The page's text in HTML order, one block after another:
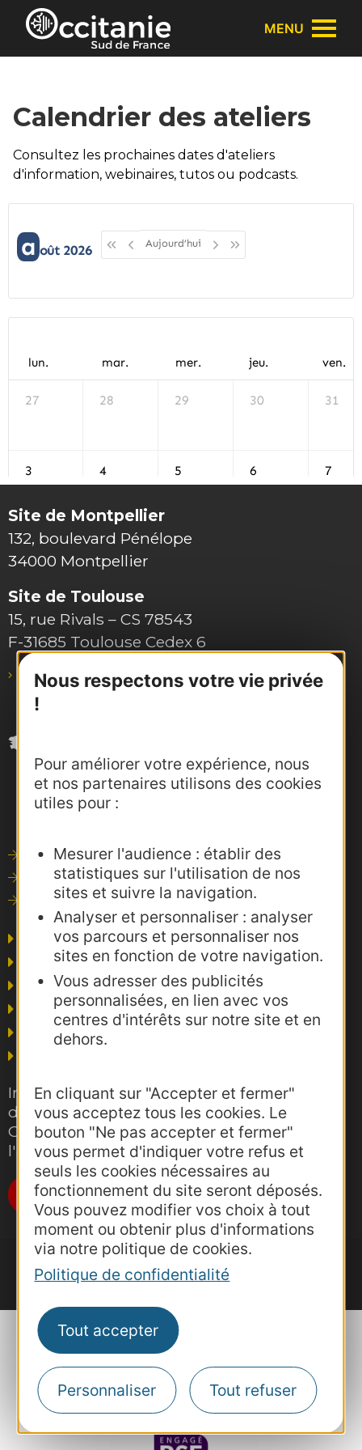
Panneau de gestion des cookies
Nous respectons votre vie privée
!
Pour améliorer votre expérience, nous
et nos partenaires utilisons des cookies
utiles pour :
Mesurer l'audience : établir des
statistiques sur l'utilisation de nos
sites et suivre la navigation.
Analyser et personnaliser : analyser
vos parcours et personnaliser nos
sites en fonction de votre navigation.
Vous adresser des publicités
personnalisées, en lien avec vos
centres d'intérêts sur notre site et en
dehors.
En cliquant sur "Accepter et fermer"
vous acceptez tous les cookies. Le
bouton "Ne pas accepter et fermer"
vous permet d'indiquer votre refus et
seuls les cookies nécessaires au
fonctionnement du site seront déposés.
Vous pouvez modifier vos choix à tout
moment ou obtenir plus d'informations
via notre politique de cookies.
Politique de confidentialité
Tout accepter
Personnaliser Tout refuser
MENU
Calendrier des ateliers
Consultez les prochaines dates d'ateliers
d'information, webinaires, tutos ou podcasts.
Site de Montpellier
132, boulevard Pénélope
34000 Montpellier
Site de Toulouse
15, rue Rivals – CS 78543
F-31685 Toulouse Cedex 6
pro@agence-adocc.com
Outils de communication
Photothèque
Consultations
Agence AD'OCC
Presse et influence
Voyagistes
Business/Mice
Thermalisme
Inscrivez-vous gratuitement à la lettre
d'information pro de la destination
Occitanie pour suivre nos actions et
l'actualité du tourisme dans la région
Je m'abonne
Plan du site Mentions et informations